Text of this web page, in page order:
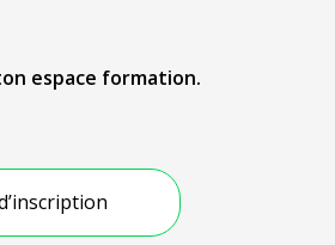
espace formation.